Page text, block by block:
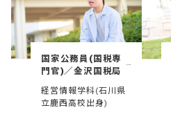
国家公務員(国税専
門官)／金沢国税局
経営情報学科(石川県
立鹿西高校出身)